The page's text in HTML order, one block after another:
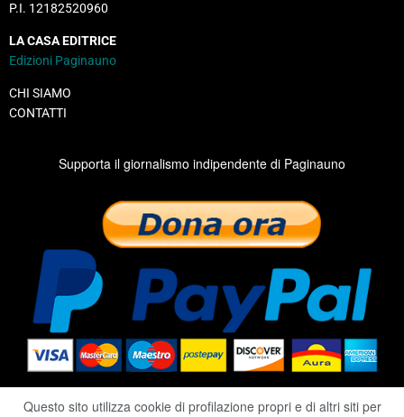
P.I. 12182520960
LA CASA EDITRICE
Edizioni Paginauno
CHI SIAMO
CONTATTI
Supporta il giornalismo indipendente di Paginauno
Questo sito utilizza cookie di profilazione propri e di altri siti per